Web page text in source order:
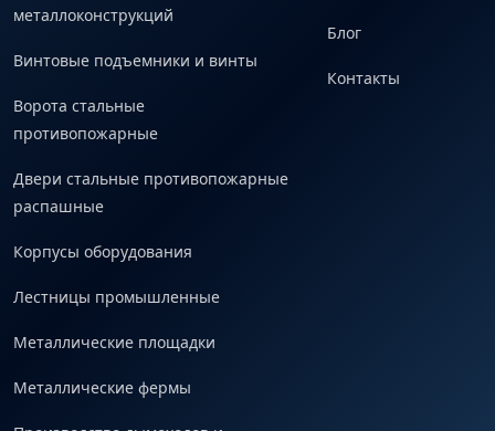
металлоконструкций
Винтовые подъемники и винты
Ворота стальные
противопожарные
Двери стальные противопожарные
распашные
Корпусы оборудования
Лестницы промышленные
Металлические площадки
Металлические фермы
Блог
Контакты